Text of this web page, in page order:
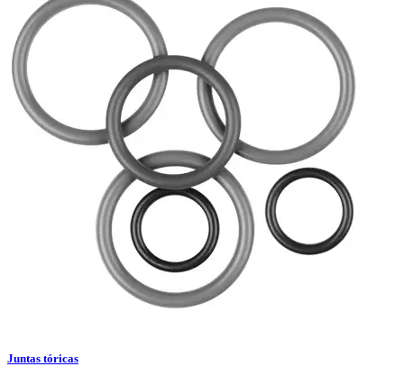
Juntas tóricas